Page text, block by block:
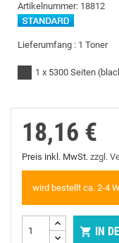
Artikelnummer: 18812
Lieferumfang : 1 Toner
1 x 5300 Seiten
18,16 €
Preis inkl. MwSt. zzgl.
wird bestellt ca. 2-4
 IN